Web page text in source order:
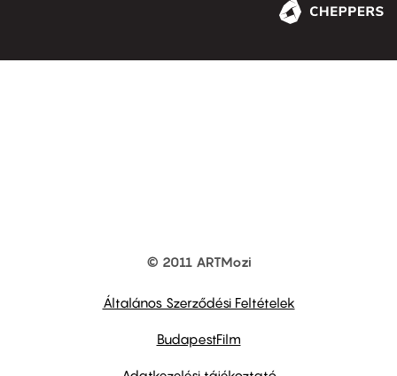
© 2011 ARTMozi
Általános Szerződési Feltételek
BudapestFilm